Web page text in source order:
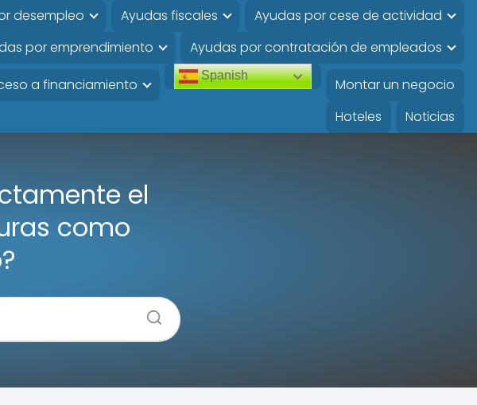
desempleo Ayudas fiscales
Ayudas por cese de actividad
por emprendimiento Ayudas por contratación de empleados
a financiamiento
Spanish
Montar un negocio
Hoteles
Noticias
el
como